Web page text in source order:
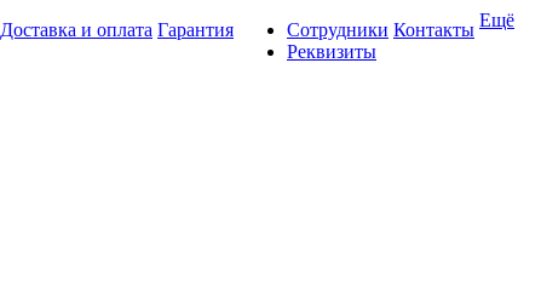
Доставка и оплата Гарантия
Сотрудники
Реквизиты
Контакты Ещё